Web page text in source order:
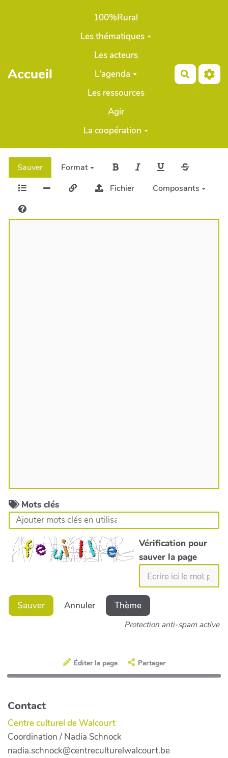
Aller au contenu principal
Accueil
100%Rural
Les thématiques
Les acteurs
L'agenda
Les ressources
Agir
La coopération
Sauver
Format
Fichier
Composants
Mots clés
Vérification pour
sauver la page
Sauver Annuler Thème
Protection anti-spam active
Éditer la page Partager
Contact
Centre culturel de Walcourt
Coordination / Nadia Schnock
nadia.schnock@centreculturelwalcourt.be